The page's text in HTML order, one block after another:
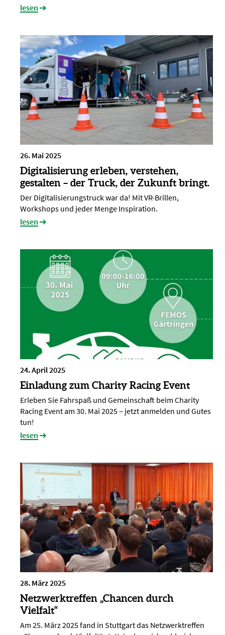
lesen
26. Mai 2025
Digitalisierung erleben, verstehen,
gestalten – der Truck, der Zukunft bringt.
Der Digitalisierungstruck war da! Mit VR-Brillen,
Workshops und jeder Menge Inspiration.
lesen
24. April 2025
Einladung zum Charity Racing Event
Erleben Sie Fahrspaß und Gemeinschaft beim Charity
Racing Event am 30. Mai 2025 – jetzt anmelden und Gutes
tun!
lesen
28. März 2025
Netzwerktreffen „Chancen durch
Vielfalt“
Am 25. März 2025 fand in Stuttgart das Netzwerktreffen